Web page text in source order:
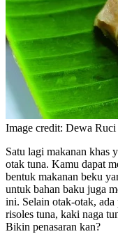
Image credit: Dewa
Satu lagi makanan khas
otak tuna. Kamu dapat
bentuk makanan beku
untuk bahan baku juga
ini. Selain otak-otak,
risoles tuna, kaki naga
Bikin penasaran kan?